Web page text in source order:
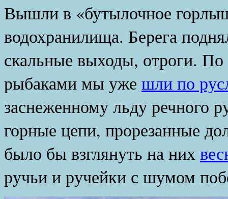
Вышли в «бутылочное
водохранилища. Берега
скальные выходы, отроги. По
рыбаками мы уже шли по
заснеженному льду речного
горные цепи, прорезанные
было бы взглянуть на них
ручьи и ручейки с шумом